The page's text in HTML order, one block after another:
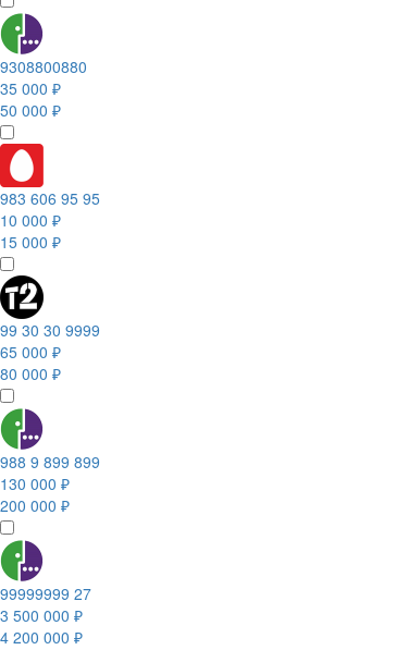
9308800880
35 000 ₽
50 000 ₽
983 606 95 95
10 000 ₽
15 000 ₽
99 30 30 9999
65 000 ₽
80 000 ₽
988 9 899 899
130 000 ₽
200 000 ₽
99999999 27
3 500 000 ₽
4 200 000 ₽